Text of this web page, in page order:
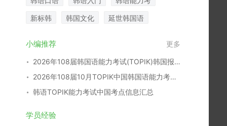
新标韩 韩国文化 延世韩国语
小编推荐 更多
2026年108届韩国语能力考试(TOPIK)韩国报名时间
2026年108届10月TOPIK中国韩国语能力考试报名时间考点
韩语TOPIK能力考试中国考点信息汇总
学员经验